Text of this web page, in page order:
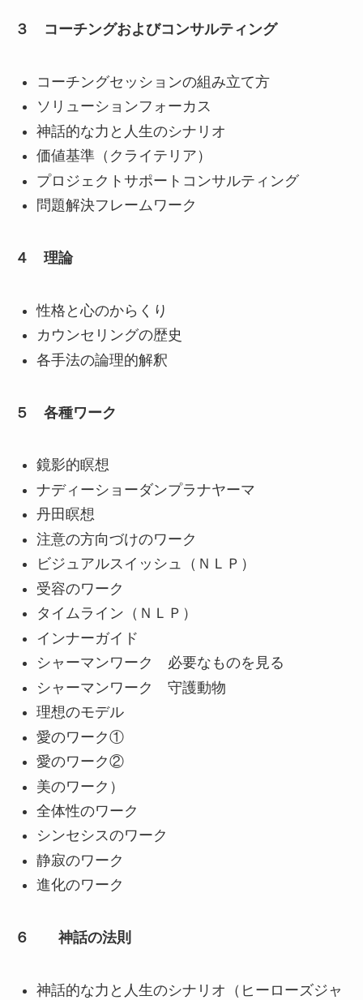
３ コーチングおよびコンサルティング
コーチングセッションの組み立て方
ソリューションフォーカス
神話的な力と人生のシナリオ
価値基準（クライテリア）
プロジェクトサポートコンサルティング
問題解決フレームワーク
４ 理論
性格と心のからくり
カウンセリングの歴史
各手法の論理的解釈
５ 各種ワーク
鏡影的瞑想
ナディーショーダンプラナヤーマ
丹田瞑想
注意の方向づけのワーク
ビジュアルスイッシュ（ＮＬＰ）
受容のワーク
タイムライン（ＮＬＰ）
インナーガイド
シャーマンワーク 必要なものを見る
シャーマンワーク 守護動物
理想のモデル
愛のワーク①
愛のワーク②
美のワーク）
全体性のワーク
シンセシスのワーク
静寂のワーク
進化のワーク
６ 神話の法則
神話的な力と人生のシナリオ（ヒーローズジャ